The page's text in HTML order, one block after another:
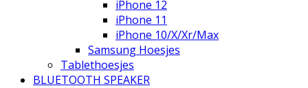
iPhone 12
iPhone 11
iPhone 10/X/Xr/Max
Samsung Hoesjes
Tablethoesjes
BLUETOOTH SPEAKER